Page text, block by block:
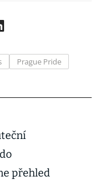
Prague Pride
přehled